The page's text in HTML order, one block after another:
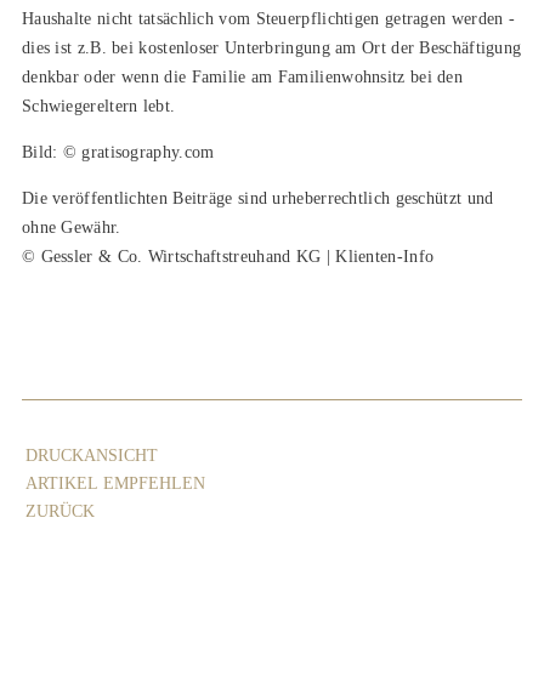
Haushalte nicht tatsächlich vom Steuerpflichtigen getragen werden -
dies ist z.B. bei kostenloser Unterbringung am Ort der Beschäftigung
denkbar oder wenn die Familie am Familienwohnsitz bei den
Schwiegereltern lebt.
Bild: © gratisography.com
Die veröffentlichten Beiträge sind urheberrechtlich geschützt und
ohne Gewähr.
© Gessler & Co. Wirtschaftstreuhand KG | Klienten-Info
DRUCKANSICHT
ARTIKEL EMPFEHLEN
ZURÜCK